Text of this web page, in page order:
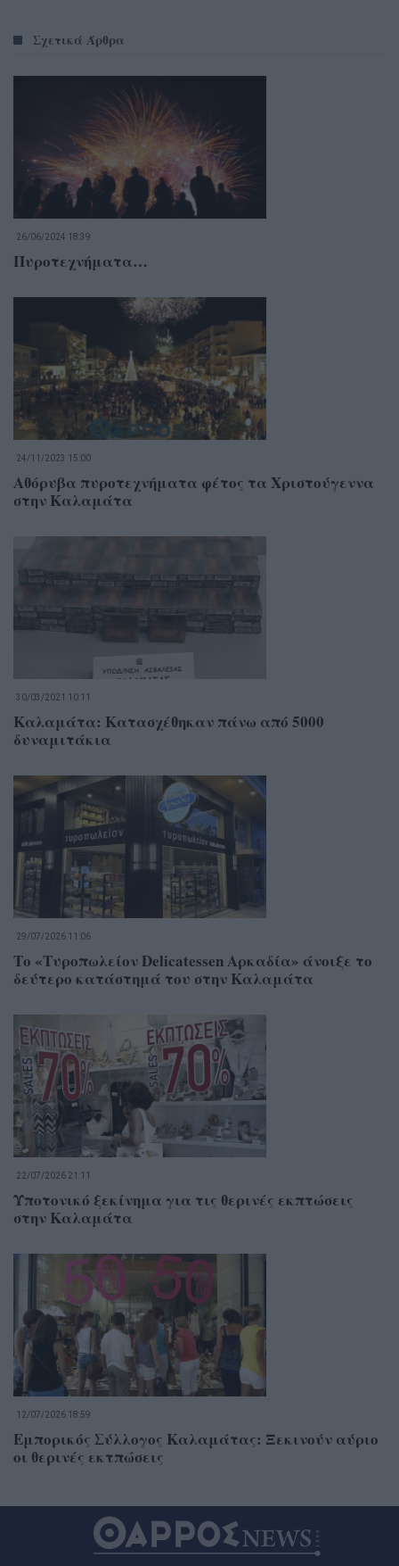
Σχετικά Άρθρα
26/06/2024 18:39
Πυροτεχνήματα…
24/11/2023 15:00
Αθόρυβα πυροτεχνήματα φέτος τα Χριστούγεννα
στην Καλαμάτα
30/03/2021 10:11
Καλαμάτα: Κατασχέθηκαν πάνω από 5000
δυναμιτάκια
29/07/2026 11:06
Το «Τυροπωλείον Delicatessen Αρκαδία» άνοιξε το
δεύτερο κατάστημά του στην Καλαμάτα
22/07/2026 21:11
Υποτονικό ξεκίνημα για τις θερινές εκπτώσεις
στην Καλαμάτα
12/07/2026 18:59
Εμπορικός Σύλλογος Καλαμάτας: Ξεκινούν αύριο
οι θερινές εκτπώσεις